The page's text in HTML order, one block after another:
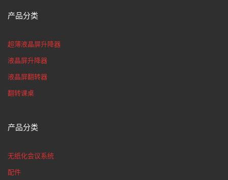
产品分类
超薄液晶屏升降器
液晶屏升降器
液晶屏翻转器
翻转课桌
产品分类
无纸化会议系统
配件